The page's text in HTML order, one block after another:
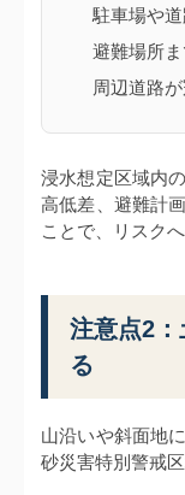
駐車場や
避難場所
周辺道路
浸水想定区域内
高低差、避難計
ことで、リスク
注意点2
る
山沿いや斜面地
砂災害特別警戒